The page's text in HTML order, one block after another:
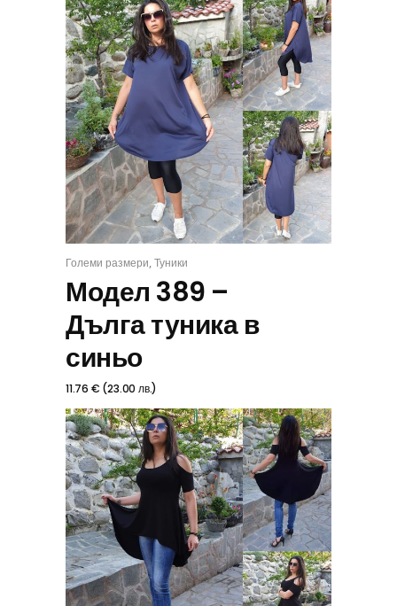
ИЗБЕРИ
Големи размери,Туники
Модел 389 –
Дълга туника в
синьо
11.76 € (23.00лв.)